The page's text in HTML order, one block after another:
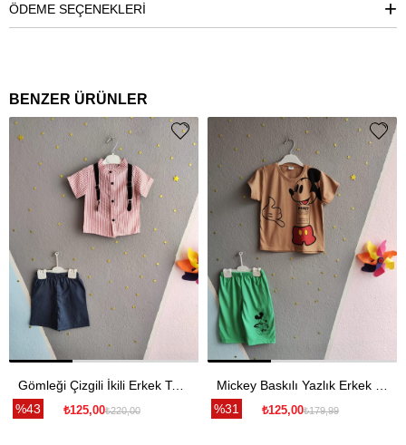
ÖDEME SEÇENEKLERI
BENZER ÜRÜNLER
Gömleği Çizgili İkili Erkek Takım - Kırmızı
₺125,00₺220,00
%43
Mickey Baskılı Yazlık Erkek Takım- Yeşil
₺125,00₺179,99
%31